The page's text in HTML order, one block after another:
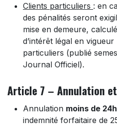
Clients particuliers : en
des pénalités seront
mise en demeure,
d’intérêt légal en
particuliers (publié
Journal Officiel).
Article 7 – Annulation
Annulation moins de
indemnité forfaitaire de